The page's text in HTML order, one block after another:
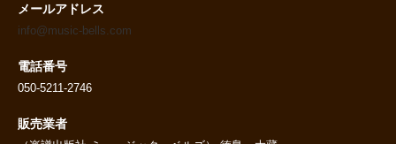
メールアドレス
info@music-bells.com
電話番号
050-5211-2746
販売業者